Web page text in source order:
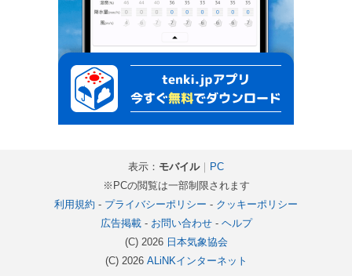
表示： モバイル｜ PC
※PCの閲覧は一部制限されます
利用規約 - プライバシーポリシー - クッキーポリシー
広告掲載- お問い合わせ- ヘルプ
(C) 2026 日本気象協会
(C) 2026 ALiNKインターネット